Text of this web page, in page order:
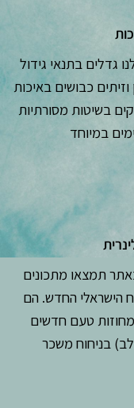
גדלים בתנאי גידול
כבושים באיכות
בשיטות מסורתיות
במיוחד
תמצאו מתכונים
הישראלי החדש. הם
טעם חדשים
בניחוח משכר